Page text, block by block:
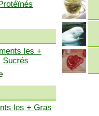
les +
Sucrés
les + Gras